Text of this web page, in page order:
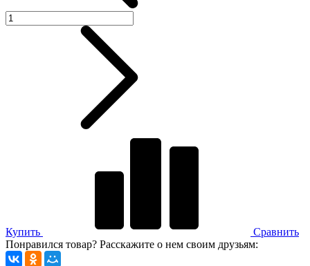
Купить
Сравнить
Понравился товар? Расскажите о нем своим друзьям: